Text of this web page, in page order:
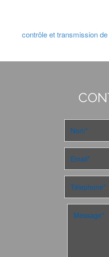
contrôle et transmission